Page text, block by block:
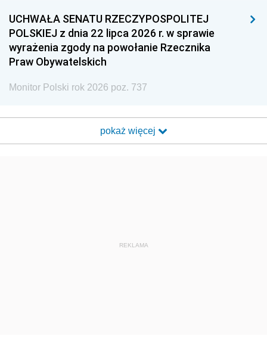
UCHWAŁA SENATU RZECZYPOSPOLITEJ
POLSKIEJ z dnia 22 lipca 2026 r. w sprawie
wyrażenia zgody na powołanie Rzecznika
Praw Obywatelskich
Monitor Polski rok 2026 poz. 737
pokaż więcej
REKLAMA